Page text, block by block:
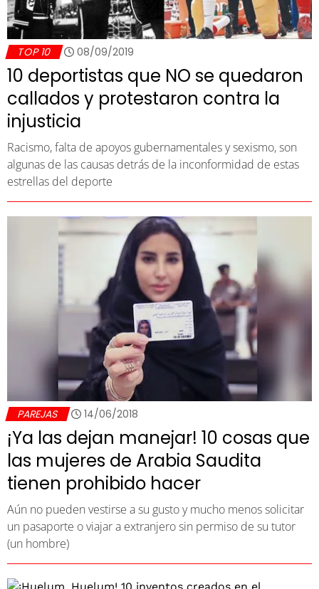
TOP 10 08/09/2019
10 deportistas que NO se quedaron
callados y protestaron contra la
injusticia
Racismo, falta de apoyos gubernamentales y sexismo, son
algunas de las causas detrás de la inconformidad de estas
estrellas del deporte
PAREJAS 14/06/2018
¡Ya las dejan manejar! 10 cosas que
las mujeres de Arabia Saudita
tienen prohibido hacer
Aún no pueden vestirse a su gusto y mucho menos solicitar
un pasaporte o viajar a extranjero sin permiso de su tutor
(un hombre)